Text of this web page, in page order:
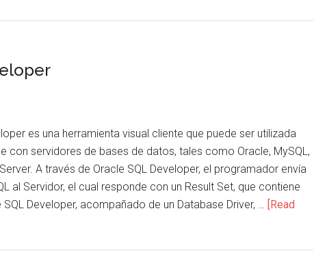
es una herramienta visual cliente que puede ser utilizada
con servidores de bases de datos, tales como Oracle, MySQL,
A través de Oracle SQL Developer, el programador envía
al Servidor, el cual responde con un Result Set, que contiene
Developer, acompañado de un Database Driver, … [Read